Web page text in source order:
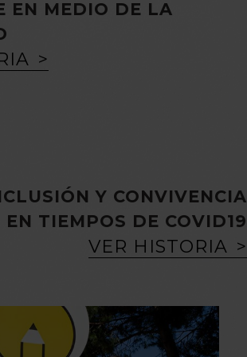
EN MEDIO DE LA
Y CONVIVENCIA
EN TIEMPOS DE COVID19
VER HISTORIA